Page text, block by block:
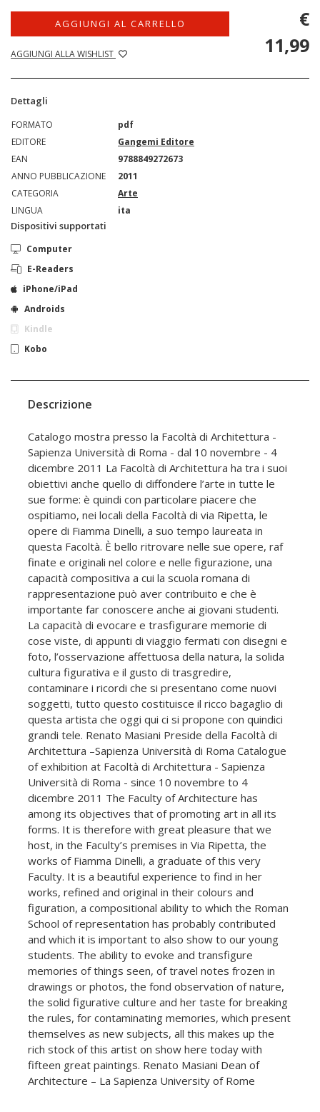
AGGIUNGI AL CARRELLO
AGGIUNGI ALLA WISHLIST
€
11,99
Dettagli
FORMATO
pdf
EDITORE
Gangemi Editore
EAN
9788849272673
ANNO PUBBLICAZIONE
2011
CATEGORIA
Arte
LINGUA
ita
Dispositivi supportati
Computer
E-Readers
iPhone/iPad
Androids
Kindle
Kobo
Descrizione
Catalogo mostra presso la Facoltà di Architettura -
Sapienza Università di Roma - dal 10 novembre - 4
dicembre 2011 La Facoltà di Architettura ha tra i suoi
obiettivi anche quello di diffondere l’arte in tutte le
sue forme: è quindi con particolare piacere che
ospitiamo, nei locali della Facoltà di via Ripetta, le
opere di Fiamma Dinelli, a suo tempo laureata in
questa Facoltà. È bello ritrovare nelle sue opere, raf
finate e originali nel colore e nelle figurazione, una
capacità compositiva a cui la scuola romana di
rappresentazione può aver contribuito e che è
importante far conoscere anche ai giovani studenti.
La capacità di evocare e trasfigurare memorie di
cose viste, di appunti di viaggio fermati con disegni e
foto, l’osservazione affettuosa della natura, la solida
cultura figurativa e il gusto di trasgredire,
contaminare i ricordi che si presentano come nuovi
soggetti, tutto questo costituisce il ricco bagaglio di
questa artista che oggi qui ci si propone con quindici
grandi tele. Renato Masiani Preside della Facoltà di
Architettura –Sapienza Università di Roma Catalogue
of exhibition at Facoltà di Architettura - Sapienza
Università di Roma - since 10 novembre to 4
dicembre 2011 The Faculty of Architecture has
among its objectives that of promoting art in all its
forms. It is therefore with great pleasure that we
host, in the Faculty’s premises in Via Ripetta, the
works of Fiamma Dinelli, a graduate of this very
Faculty. It is a beautiful experience to find in her
works, refined and original in their colours and
figuration, a compositional ability to which the Roman
School of representation has probably contributed
and which it is important to also show to our young
students. The ability to evoke and transfigure
memories of things seen, of travel notes frozen in
drawings or photos, the fond observation of nature,
the solid figurative culture and her taste for breaking
the rules, for contaminating memories, which present
themselves as new subjects, all this makes up the
rich stock of this artist on show here today with
fifteen great paintings. Renato Masiani Dean of
Architecture – La Sapienza University of Rome